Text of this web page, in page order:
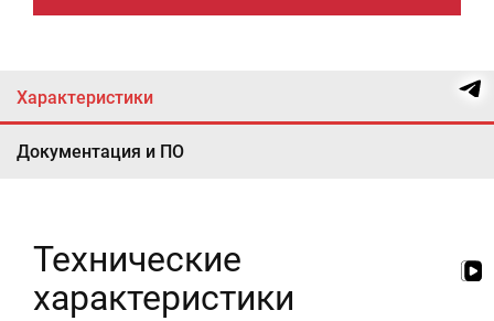
Характеристики
Документация и ПО
Технические
характеристики